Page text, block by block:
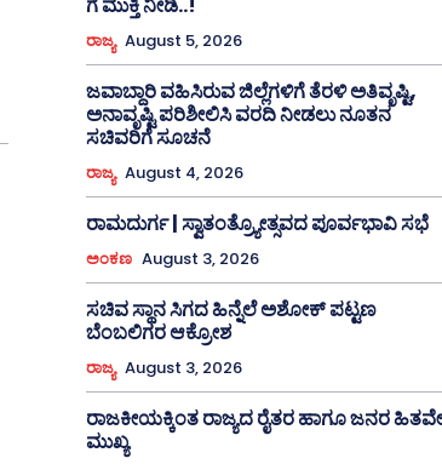
ಗೆ ಮುಕ್ತಿ ನೀಡಿ..!
ರಾಜ್ಯ August 5, 2026
ಜವಾಬ್ದಾರಿ ವಹಿಸಿರುವ ಜಿಲ್ಲೆಗಳಿಗೆ ತೆರಳಿ ಅತಿವೃಷ್ಟಿ,
ಅನಾವೃಷ್ಟಿ ಪರಿಶೀಲಿಸಿ ವರದಿ ನೀಡಲು ನೂತನ
ಸಚಿವರಿಗೆ ಸೂಚನೆ
ರಾಜ್ಯ August 4, 2026
ರಾಮದುರ್ಗ | ಸ್ವಾತಂತ್ರ್ಯೋತ್ಸವದ ಪೂರ್ವಭಾವಿ ಸಭೆ
ಅಂಕಣ August 3, 2026
ಸಚಿವ ಸ್ಥಾನ ಸಿಗದ ಹಿನ್ನೆಲೆ ಅಶೋಕ್ ಪಟ್ಟಣ
ಬೆಂಬಲಿಗರ ಆಕ್ರೋಶ
ರಾಜ್ಯ August 3, 2026
ರಾಜಕೀಯಕ್ಕಿಂತ ರಾಜ್ಯದ ರೈತರ ಹಾಗೂ ಜನರ ಹಿತವೇ
ಮುಖ್ಯ